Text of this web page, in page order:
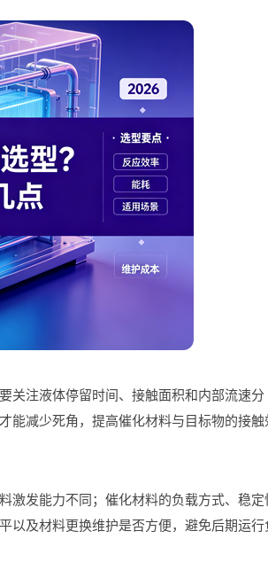
关注液体停留时间、接触面积和内部流速分
能减少死角，提高催化材料与目标物的接触
激发能力不同；催化材料的负载方式、稳定
以及材料更换维护是否方便，避免后期运行